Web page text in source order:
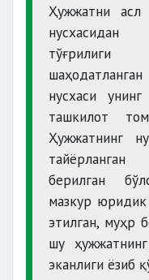
Ҳужжатни асл
нусхасидан
тўғрилиги
нусхаси
ташкилот
Ҳужжатнинг
берилган
мазкур юридик
этилган, муҳр
шу
эканлиги ёзиб